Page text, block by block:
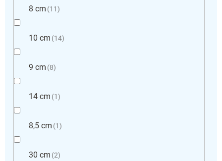
8 cm 11
10 cm 14
9 cm 8
14 cm 1
8,5 cm 1
30 cm 2